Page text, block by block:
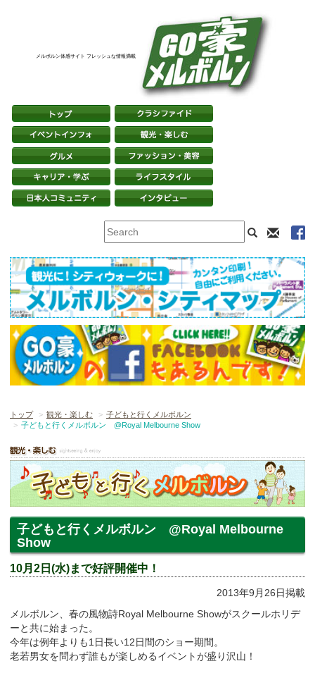
メルボルン体感サイト フレッシュな情報満載
トップ 観光・楽しむ
子どもと行くメルボルン
子どもと行くメルボルン @Royal Melbourne Show
子どもと行くメルボルン @Royal Melbourne
Show
10月2日(水)まで好評開催中！
2013年9月26日掲載
メルボルン、春の風物詩Royal Melbourne Showがスクールホリデ
ーと共に始まった。
今年は例年よりも1日長い12日間のショー期間。
老若男女を問わず誰もが楽しめるイベントが盛り沢山！